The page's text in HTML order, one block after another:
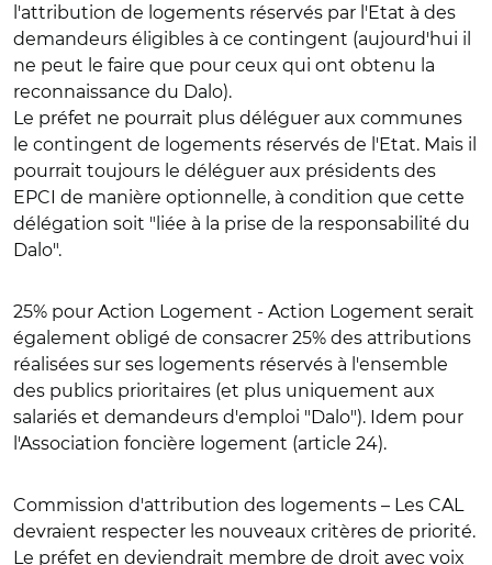
l'attribution de logements réservés par l'Etat à des
demandeurs éligibles à ce contingent (aujourd'hui il
ne peut le faire que pour ceux qui ont obtenu la
reconnaissance du Dalo).
Le préfet ne pourrait plus déléguer aux communes
le contingent de logements réservés de l'Etat. Mais il
pourrait toujours le déléguer aux présidents des
EPCI de manière optionnelle, à condition que cette
délégation soit "liée à la prise de la responsabilité du
Dalo".
25% pour Action Logement - Action Logement serait
également obligé de consacrer 25% des attributions
réalisées sur ses logements réservés à l'ensemble
des publics prioritaires (et plus uniquement aux
salariés et demandeurs d'emploi "Dalo"). Idem pour
l'Association foncière logement (article 24).
Commission d'attribution des logements – Les CAL
devraient respecter les nouveaux critères de priorité.
Le préfet en deviendrait membre de droit avec voix